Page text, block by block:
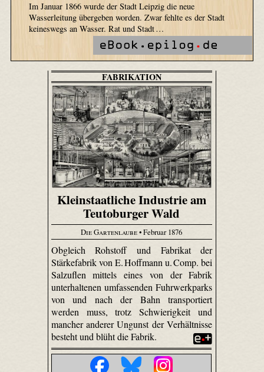
Im Januar 1866 wurde der Stadt Leipzig die neue
Wasserleitung übergeben worden. Zwar fehlte es der Stadt
keineswegs an Wasser. Rat und Stadt …
FABRIKATION
Kleinstaatliche Industrie am
Teutoburger Wald
Die Gartenlaube• Februar 1876
Obgleich Rohstoff und Fabrikat der
Stärkefabrik von E. Hoffmann u. Comp. bei
Salzuflen mittels eines von der Fabrik
unterhaltenen umfassenden Fuhr­werk­parks
von und nach der Bahn transportiert
werden muss, trotz Schwierigkeit und
mancher anderer Ungunst der Verhältnisse
besteht und blüht die Fabrik.